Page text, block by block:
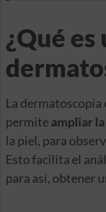
¿Qué es
La dermatoscopia
permiteampliar
la piel, para
Esto facilita el
para así, obtener